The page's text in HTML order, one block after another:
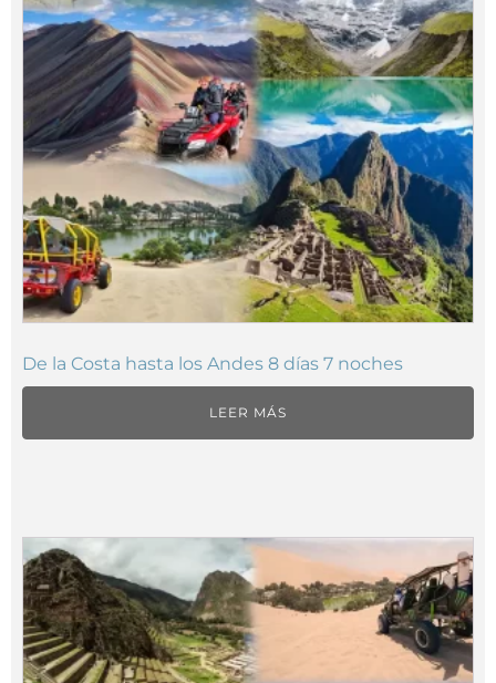
De la Costa hasta los Andes 8 días 7 noches
LEER MÁS